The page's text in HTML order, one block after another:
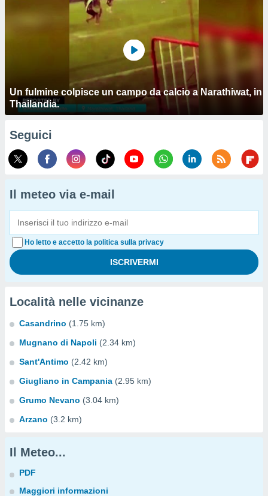
Un fulmine colpisce un campo da calcio a Narathiwat, in
Thailandia.
Seguici
Il meteo via e-mail
Ho letto e accetto la politica sulla privacy
Località nelle vicinanze
Casandrino (1.75 km)
Mugnano di Napoli (2.34 km)
Sant'Antimo (2.42 km)
Giugliano in Campania (2.95 km)
Grumo Nevano (3.04 km)
Arzano (3.2 km)
Il Meteo...
PDF
Maggiori informazioni